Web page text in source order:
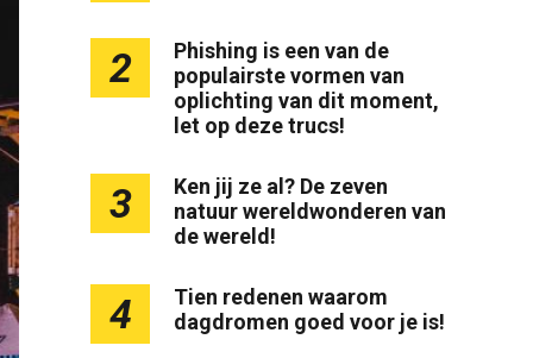
2
Phishing is een van de
populairste vormen van
oplichting van dit moment,
let op deze trucs!
3
Ken jij ze al? De zeven
natuur wereldwonderen van
de wereld!
4
Tien redenen waarom
dagdromen goed voor je is!